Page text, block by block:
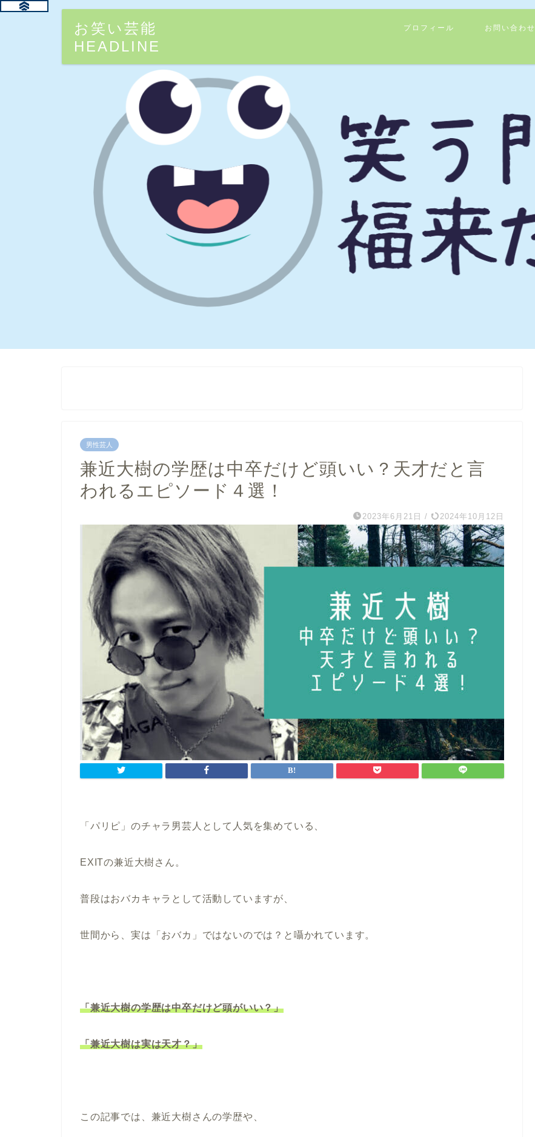
お笑い芸能
HEADLINE
プロフィール お問い合わせ
男性芸人
兼近大樹の学歴は中卒だけど頭いい？天才だと言
われるエピソード４選！
2023年6月21日 / 2024年10月12日
「パリピ」のチャラ男芸人として人気を集めている、
EXITの兼近大樹さん。
普段はおバカキャラとして活動していますが、
世間から、実は「おバカ」ではないのでは？と囁かれています。
「兼近大樹の学歴は中卒だけど頭がいい？」
「兼近大樹は実は天才？」
この記事では、兼近大樹さんの学歴や、